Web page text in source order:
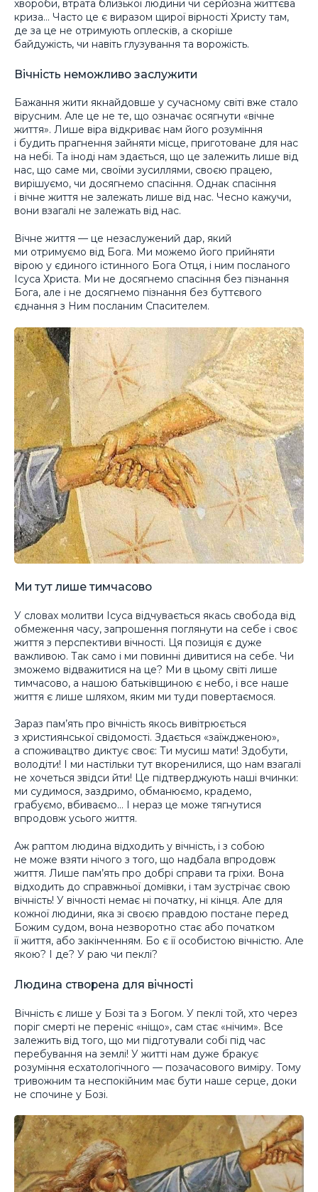
хвороби, втрата близької людини чи серйозна життєва
криза… Часто це є виразом щирої вірності Христу там,
де за це не отримують оплесків, а скоріше
байдужість, чи навіть глузування та ворожість.
Вічність неможливо заслужити
Бажання жити якнайдовше у сучасному світі вже стало
вірусним. Але це не те, що означає осягнути «вічне
життя». Лише віра відкриває нам його розуміння
і будить прагнення зайняти місце, приготоване для нас
на небі. Та іноді нам здається, що це залежить лише від
нас, що саме ми, своїми зусиллями, своєю працею,
вирішуємо, чи досягнемо спасіння. Однак спасіння
і вічне життя не залежать лише від нас. Чесно кажучи,
вони взагалі не залежать від нас.
Вічне життя — це незаслужений дар, який
ми отримуємо від Бога. Ми можемо його прийняти
вірою у єдиного істинного Бога Отця, і ним посланого
Ісуса Христа. Ми не досягнемо спасіння без пізнання
Бога, але і не досягнемо пізнання без буттєвого
єднання з Ним посланим Спасителем.
Ми тут лише тимчасово
У словах молитви Ісуса відчувається якась свобода від
обмеження часу, запрошення поглянути на себе і своє
життя з перспективи вічності. Ця позиція є дуже
важливою. Так само і ми повинні дивитися на себе. Чи
зможемо відважитися на це? Ми в цьому світі лише
тимчасово, а нашою батьківщиною є небо, і все наше
життя є лише шляхом, яким ми туди повертаємося.
Зараз пам’ять про вічність якось вивітрюється
з християнської свідомості. Здається «заїждженою»,
а споживацтво диктує своє: Ти мусиш мати! Здобути,
володіти! І ми настільки тут вкоренилися, що нам взагалі
не хочеться звідси йти! Це підтверджують наші вчинки:
ми судимося, заздримо, обманюємо, крадемо,
грабуємо, вбиваємо… І нераз це може тягнутися
впродовж усього життя.
Аж раптом людина відходить у вічність, і з собою
не може взяти нічого з того, що надбала впродовж
життя. Лише пам’ять про добрі справи та гріхи. Вона
відходить до справжньої домівки, і там зустрічає свою
вічність! У вічності немає ні початку, ні кінця. Але для
кожної людини, яка зі своєю правдою постане перед
Божим судом, вона незворотно стає або початком
її життя, або закінченням. Бо є її особистою вічністю. Але
якою? І де? У раю чи пеклі?
Людина створена для вічності
Вічність є лише у Бозі та з Богом. У пеклі той, хто через
поріг смерті не переніс «ніщо», сам стає «нічим». Все
залежить від того, що ми підготували собі під час
перебування на землі! У житті нам дуже бракує
розуміння есхатологічного — позачасового виміру. Тому
тривожним та неспокійним має бути наше серце, доки
не спочине у Бозі.